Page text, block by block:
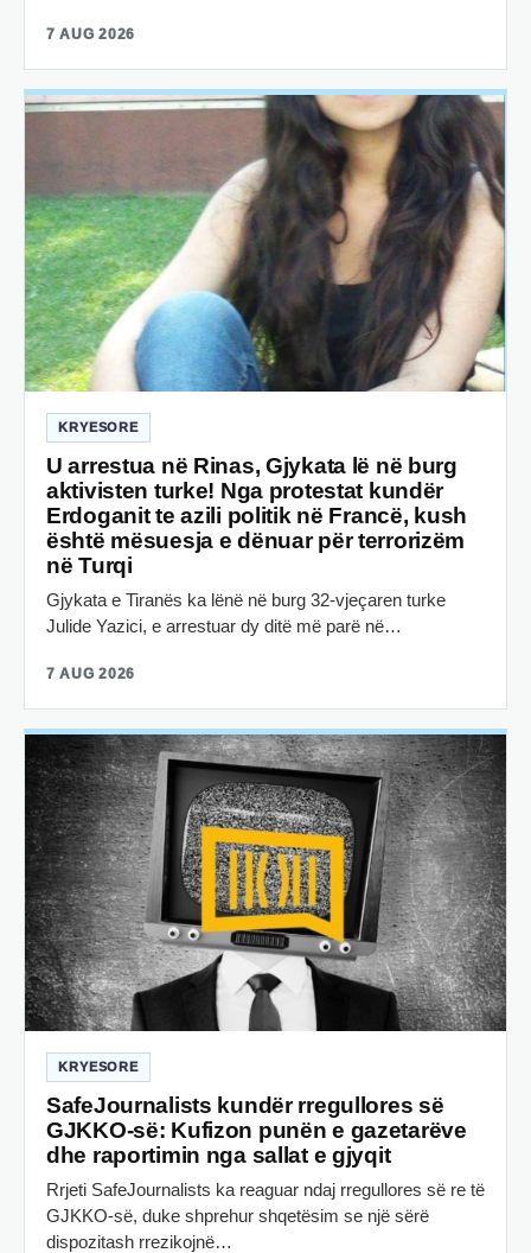
7 AUG 2026
KRYESORE
U arrestua në Rinas, Gjykata lë në burg
aktivisten turke! Nga protestat kundër
Erdoganit te azili politik në Francë, kush
është mësuesja e dënuar për terrorizëm
në Turqi
Gjykata e Tiranës ka lënë në burg 32-vjeçaren turke
Julide Yazici, e arrestuar dy ditë më parë në…
7 AUG 2026
KRYESORE
SafeJournalists kundër rregullores së
GJKKO-së: Kufizon punën e gazetarëve
dhe raportimin nga sallat e gjyqit
Rrjeti SafeJournalists ka reaguar ndaj rregullores së re të
GJKKO-së, duke shprehur shqetësim se një sërë
dispozitash rrezikojnë…